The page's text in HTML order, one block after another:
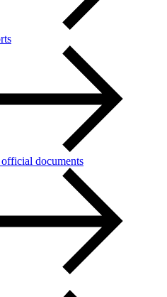
documents